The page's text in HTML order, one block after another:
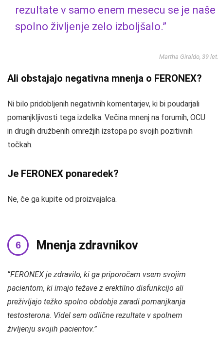
rezultate v samo enem mesecu se je naše
spolno življenje zelo izboljšalo.”
Martha Giraldo, 39 let.
Ali obstajajo negativna mnenja o FERONEX?
Ni bilo pridobljenih negativnih komentarjev, ki bi poudarjali
pomanjkljivosti tega izdelka. Večina mnenj na forumih, OCU
in drugih družbenih omrežjih izstopa po svojih pozitivnih
točkah.
Je FERONEX ponaredek?
Ne, če ga kupite od proizvajalca.
Mnenja zdravnikov
“FERONEX je zdravilo, ki ga priporočam vsem svojim
pacientom, ki imajo težave z erektilno disfunkcijo ali
preživljajo težko spolno obdobje zaradi pomanjkanja
testosterona. Videl sem odlične rezultate v spolnem
življenju svojih pacientov.”